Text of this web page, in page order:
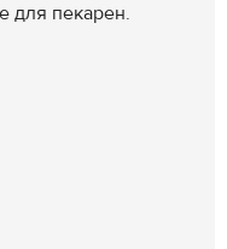
для пекарен.